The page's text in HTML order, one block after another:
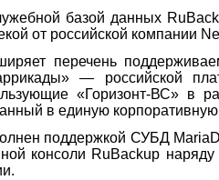
базой данных
от российской компании
перечень
— российской
«Горизонт-ВС» в
в единую корпоративную
поддержкой СУБД
консоли RuBackup